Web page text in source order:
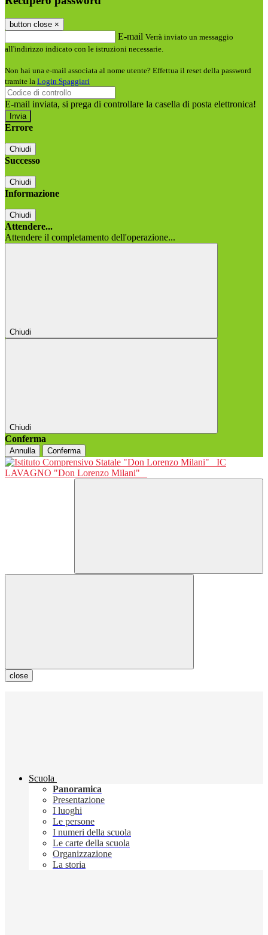
button close ×
E-mail Verrà inviato un messaggio
all'indirizzo indicato con le istruzioni necessarie.
Non hai una e-mail associata al nome utente? Effettua il reset della password
tramite la Login Spaggiari
E-mail inviata, si prega di controllare la casella di posta elettronica!
Errore
Chiudi
Successo
Chiudi
Informazione
Chiudi
Attendere...
Attendere il completamento dell'operazione...
Chiudi
Chiudi
Conferma
Annulla Conferma
IC
LAVAGNO "Don Lorenzo Milani"
close
Scuola
Panoramica
Presentazione
I luoghi
Le persone
I numeri della scuola
Le carte della scuola
Organizzazione
La storia